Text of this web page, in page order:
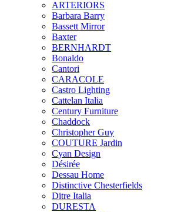
ARTERIORS
Barbara Barry
Bassett Mirror
Baxter
BERNHARDT
Bonaldo
Cantori
CARACOLE
Castro Lighting
Cattelan Italia
Century Furniture
Chaddock
Christopher Guy
COUTURE Jardin
Cyan Design
Désirée
Dessau Home
Distinctive Chesterfields
Ditre Italia
DURESTA